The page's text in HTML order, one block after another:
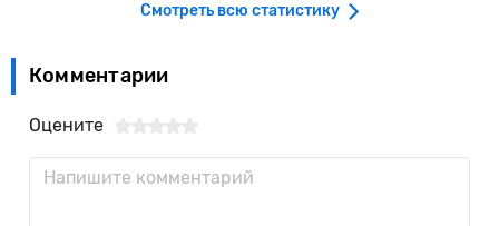
Смотреть всю статистику
Комментарии
Оцените